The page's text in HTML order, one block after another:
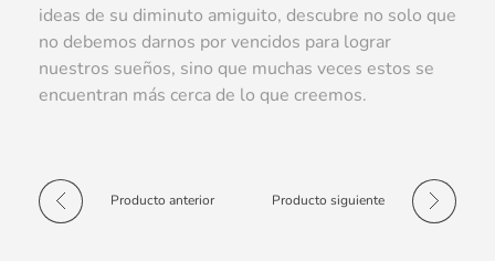
ideas de su diminuto amiguito, descubre no solo que
no debemos darnos por vencidos para lograr
nuestros sueños, sino que muchas veces estos se
encuentran más cerca de lo que creemos.
Producto anterior Producto siguiente